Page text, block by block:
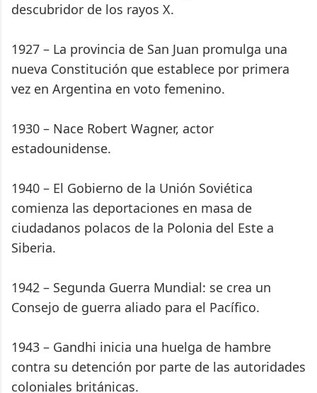
descubridor de los rayos X.
1927 – La provincia de San Juan promulga una
nueva Constitución que establece por primera
vez en Argentina en voto femenino.
1930 – Nace Robert Wagner, actor
estadounidense.
1940 – El Gobierno de la Unión Soviética
comienza las deportaciones en masa de
ciudadanos polacos de la Polonia del Este a
Siberia.
1942 – Segunda Guerra Mundial: se crea un
Consejo de guerra aliado para el Pacífico.
1943 – Gandhi inicia una huelga de hambre
contra su detención por parte de las autoridades
coloniales británicas.